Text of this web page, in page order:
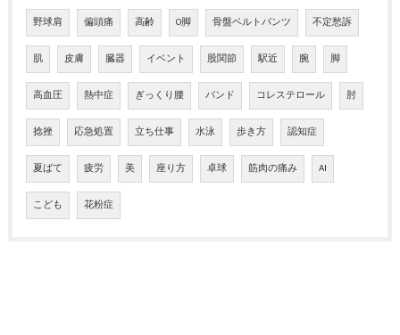
野球肩 偏頭痛 高齢 O脚 骨盤ベルトパンツ 不定愁訴
肌 皮膚 臓器 イベント 股関節 駅近 腕 脚
高血圧 熱中症 ぎっくり腰 バンド コレステロール 肘
捻挫 応急処置 立ち仕事 水泳 歩き方 認知症
夏ばて 疲労 美 座り方 卓球 筋肉の痛み AI
こども 花粉症